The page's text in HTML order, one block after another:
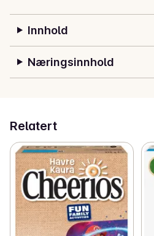
som oppfyller de etablerte
fiber og fullkorn.
Innhold
Næringsinnhold
Relatert